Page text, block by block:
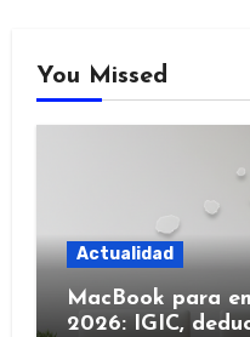
You Missed
Actualidad
MacBook para
2026: IGIC,